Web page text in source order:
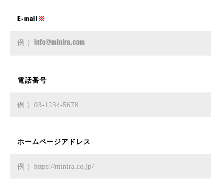
E-mail ※
電話番号
ホームページアドレス